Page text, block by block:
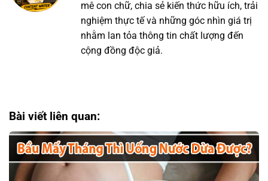
mê con chữ, chia sẻ kiến thức hữu ích, trải
nghiệm thực tế và những góc nhìn giá trị
nhằm lan tỏa thông tin chất lượng đến
cộng đồng độc giả.
Bài viết liên quan: